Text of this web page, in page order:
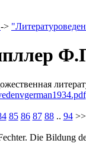
->
85 86 87 88.. 94>>
Die Bildung